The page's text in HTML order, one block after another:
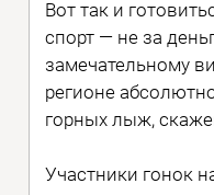
Вот так и
спорт — не за
замечательному
регионе
горных лыж,
Участники гонок